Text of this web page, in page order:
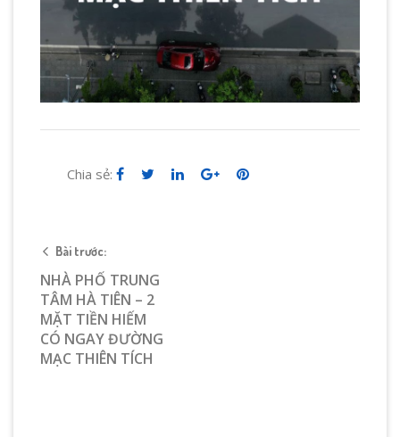
Chia sẻ:
Bài trước:
NHÀ PHỐ TRUNG
TÂM HÀ TIÊN – 2
MẶT TIỀN HIẾM
CÓ NGAY ĐƯỜNG
MẠC THIÊN TÍCH